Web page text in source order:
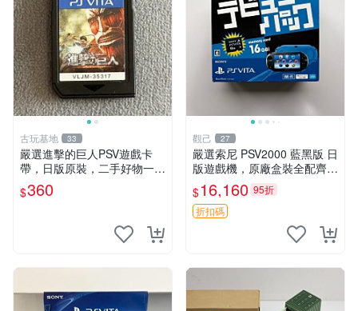
古玩基地 33
嚴選進擊的巨人PSV遊戲卡
帶，日版原裝，二手好物一口
價，支持批量優惠 進擊的巨
人 PSV 日版 卡帶 游戲機配件
$360
觀己 27
嚴選索尼 PSV2000 藍黑版 日
版遊戲機，原廠盒裝全配齊，
近乎全新狀態，中古精品值得
收藏 PSV2000 日版 游戲機
紅包裝
$16,160 95折
折扣碼